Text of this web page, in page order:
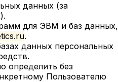
данных (за
для ЭВМ и баз данных,
.
данных персональных
определить без
Пользователю